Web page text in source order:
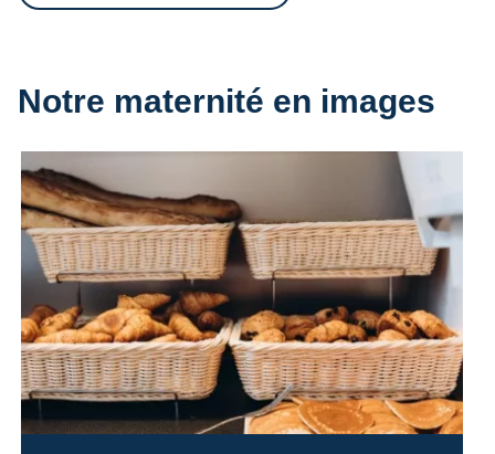
Notre maternité en images